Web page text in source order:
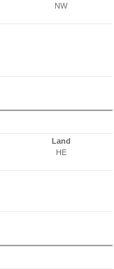
NW
Land
HE